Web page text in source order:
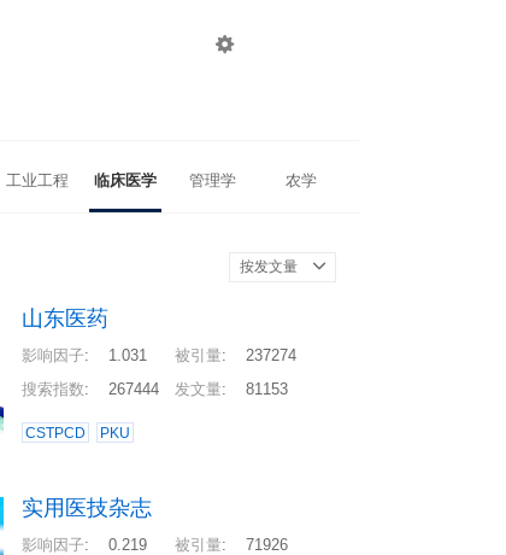

工业工程 临床医学 管理学 农学
按发文量
山东医药
影响因子: 1.031 被引量:
237274
搜索指数: 267444 发文量: 81153
CSTPCD PKU
实用医技杂志
影响因子: 0.219 被引量:
71926